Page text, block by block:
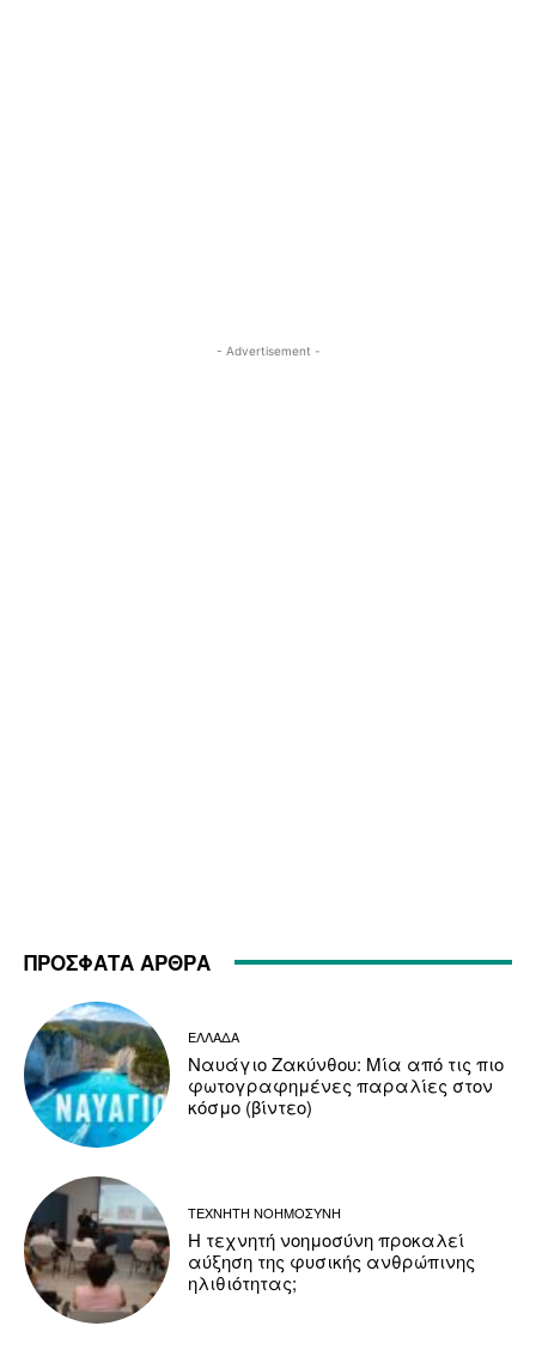
- Advertisement -
ΠΡΟΣΦΑΤΑ ΑΡΘΡΑ
ΕΛΛΑΔΑ
Ναυάγιο Ζακύνθου: Μία από τις πιο
φωτογραφημένες παραλίες στον
κόσμο (βίντεο)
ΤΕΧΝΗΤΗ ΝΟΗΜΟΣΥΝΗ
Η τεχνητή νοημοσύνη προκαλεί
αύξηση της φυσικής ανθρώπινης
ηλιθιότητας;